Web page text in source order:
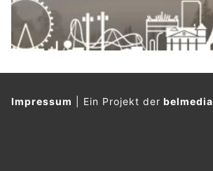
Impressum Ein Projekt derbelmedia